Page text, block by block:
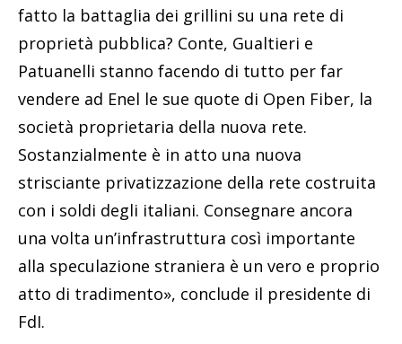
fatto la battaglia dei grillini su una rete di
proprietà pubblica? Conte, Gualtieri e
Patuanelli stanno facendo di tutto per far
vendere ad Enel le sue quote di Open Fiber, la
società proprietaria della nuova rete.
Sostanzialmente è in atto una nuova
strisciante privatizzazione della rete costruita
con i soldi degli italiani. Consegnare ancora
una volta un’infrastruttura così importante
alla speculazione straniera è un vero e proprio
atto di tradimento», conclude il presidente di
FdI.